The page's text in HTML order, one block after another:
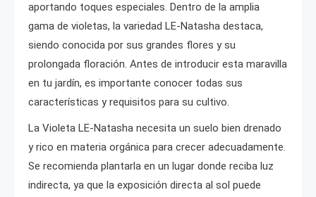
aportando toques especiales. Dentro de la amplia
gama de violetas, la variedad LE-Natasha destaca,
siendo conocida por sus grandes flores y su
prolongada floración. Antes de introducir esta maravilla
en tu jardín, es importante conocer todas sus
características y requisitos para su cultivo.
La Violeta LE-Natasha necesita un suelo bien drenado
y rico en materia orgánica para crecer adecuadamente.
Se recomienda plantarla en un lugar donde reciba luz
indirecta, ya que la exposición directa al sol puede